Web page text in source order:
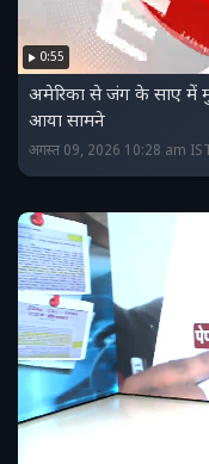
0:55
अमेरिका से जंग के साए में
आया सामने
अगस्त 09, 2026 10:28 am